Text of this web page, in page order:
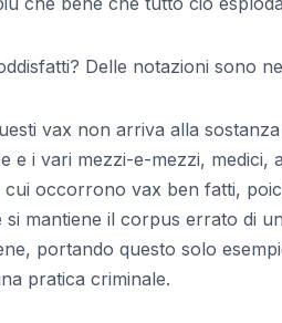
Delle notazioni sono
vax non arriva alla
e i vari mezzi-e-mezzi, medici,
cui occorrono vax ben fatti,
si mantiene il corpus errato di
portando questo solo
pratica criminale.